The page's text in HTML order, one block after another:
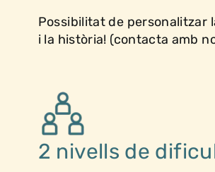
Possibilitat de personalitzar
i la història! (contacta amb
2 nivells de